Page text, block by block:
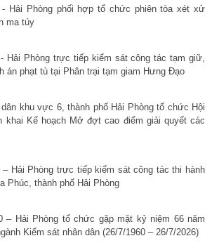
Hải Phòng phối hợp tổ chức phiên tòa xét xử
ma túy
Hải Phòng trực tiếp kiểm sát công tác tạm giữ,
án phạt tù tại Phân trại tạm giam Hưng Đạo
khu vực 6, thành phố Hải Phòng tổ chức Hội
khai Kế hoạch Mở đợt cao điểm giải quyết các
Hải Phòng trực tiếp kiểm sát công tác thi hành
Phúc, thành phố Hải Phòng
– Hải Phòng tổ chức gặp mặt kỷ niệm 66 năm
Kiểm sát nhân dân (26/7/1960 – 26/7/2026)